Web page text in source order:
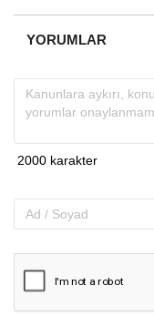
YORUMLAR